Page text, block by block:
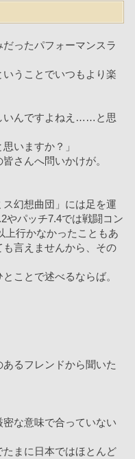
ったパフォーマンスラ
うことでいつもより楽
いんですよねえ……と思
いますか？」
さんへ問いかけが。
幻想曲団」には足を運
やパッチ7.4では戦闘コン
上行かなかったこともあ
言えませんから、その
ことで述べるならば。
るフレンドから聞いた
な意味で合っていない
まに日本ではほとんど